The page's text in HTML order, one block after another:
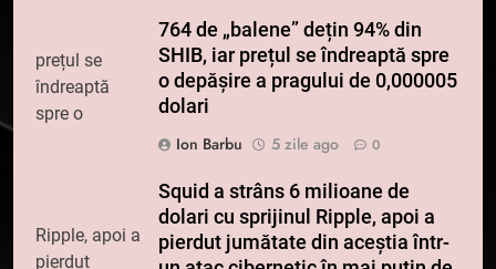
764 de „balene” dețin 94% din
SHIB, iar prețul se îndreaptă spre
o depășire a pragului de 0,000005
dolari
Ion Barbu
5 zile ago 0
Squid a strâns 6 milioane de
dolari cu sprijinul Ripple, apoi a
pierdut jumătate din aceștia într-